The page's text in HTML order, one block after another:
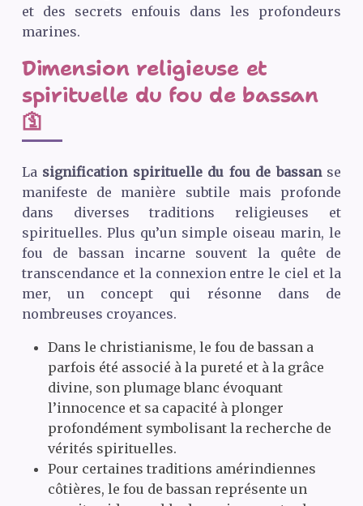
et des secrets enfouis dans les profondeurs
marines.
Dimension religieuse et
spirituelle du fou de bassan
🛐
La signification spirituelle du fou de bassanse
manifeste de manière subtile mais profonde
dans diverses traditions religieuses et
spirituelles. Plus qu’un simple oiseau marin, le
fou de bassan incarne souvent la quête de
transcendance et la connexion entre le ciel et la
mer, un concept qui résonne dans de
nombreuses croyances.
Dans le christianisme, le fou de bassan a
parfois été associé à la pureté et à la grâce
divine, son plumage blanc évoquant
l’innocence et sa capacité à plonger
profondément symbolisant la recherche de
vérités spirituelles.
Pour certaines traditions amérindiennes
côtières, le fou de bassan représente un